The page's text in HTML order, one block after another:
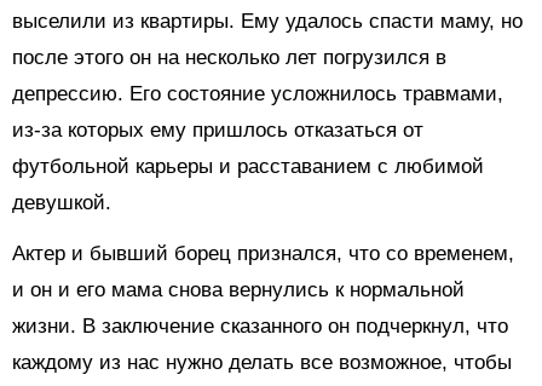
выселили из квартиры. Ему удалось спасти маму, но
после этого он на несколько лет погрузился в
депрессию. Его состояние усложнилось травмами,
из-за которых ему пришлось отказаться от
футбольной карьеры и расставанием с любимой
девушкой.
Актер и бывший борец признался, что со временем,
и он и его мама снова вернулись к нормальной
жизни. В заключение сказанного он подчеркнул, что
каждому из нас нужно делать все возможное, чтобы